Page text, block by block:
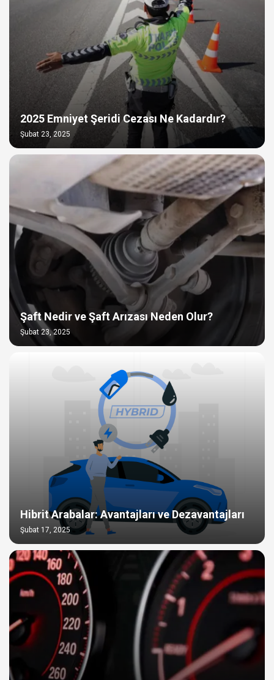
2025 Emniyet Şeridi Cezası Ne Kadardır?
Şubat 23, 2025
Şaft Nedir ve Şaft Arızası Neden Olur?
Şubat 23, 2025
Hibrit Arabalar: Avantajları ve Dezavantajları
Şubat 17, 2025